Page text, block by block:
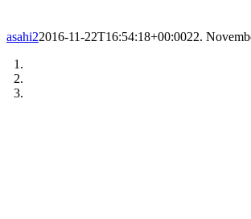
asahi22016-11-22T16:54:18+00:0022.